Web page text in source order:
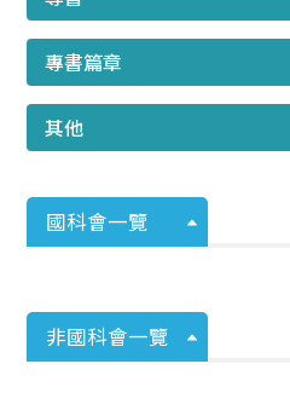
專書篇章
其他
國科會一覽
非國科會一覽